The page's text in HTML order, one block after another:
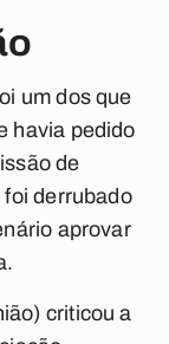
um dos que
havia pedido
de
derrubado
aprovar
criticou a